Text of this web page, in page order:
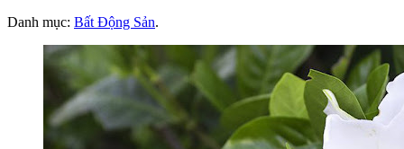
Danh mục: Bất Động Sản.